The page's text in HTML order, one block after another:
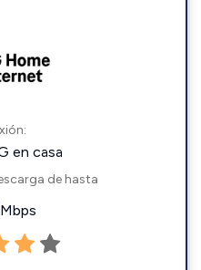
en casa
de hasta
Mbps